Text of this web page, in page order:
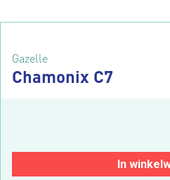
Gazelle
Chamonix C7
In